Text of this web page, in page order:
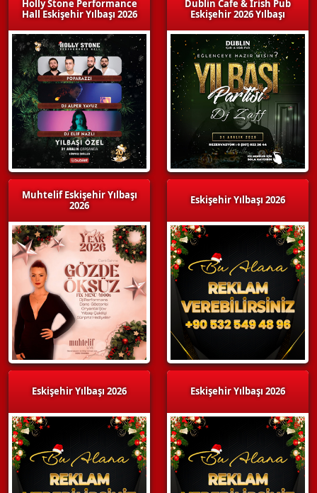
Holly Stone Performance
Hall Eskişehir Yılbaşı 2026
Muhtelif Eskişehir Yılbaşı
2026
Eskişehir Yılbaşı 2026
Dublin Cafe & Irish Pub
Eskişehir 2026 Yılbaşı
Eskişehir Yılbaşı 2026
Eskişehir Yılbaşı 2026